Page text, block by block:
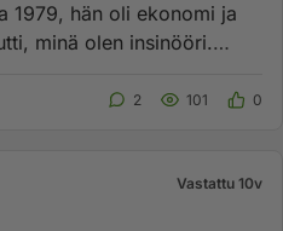
1979, hän oli ekonomi ja
minä olen insinööri.
2 101 0
Vastattu 10v